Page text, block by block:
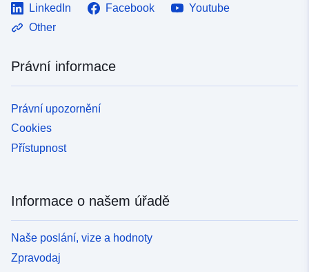
LinkedIn Facebook
Youtube
Other
Právní informace
Právní upozornění
Cookies
Přístupnost
Informace o našem úřadě
Naše poslání, vize a hodnoty
Zpravodaj